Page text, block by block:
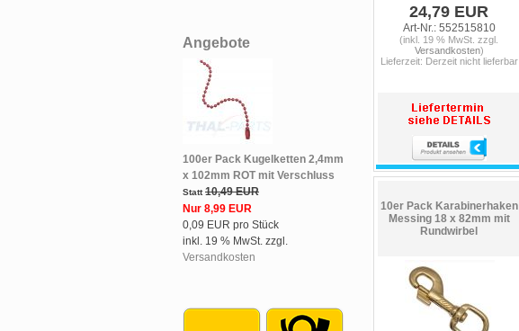
Angebote
100er Pack Kugelketten 2,4mm
x 102mm ROT mit Verschluss
Statt10,49 EUR
Nur 8,99 EUR
0,09 EUR pro Stück
inkl. 19 % MwSt. zzgl.
Versandkosten
24,79 EUR
Art-Nr.: 552515810
(inkl. 19 % MwSt. zzgl.
Versandkosten)
Lieferzeit: Derzeit nicht lieferbar
10er Pack Karabinerhaken
Messing 18 x 82mm mit
Rundwirbel